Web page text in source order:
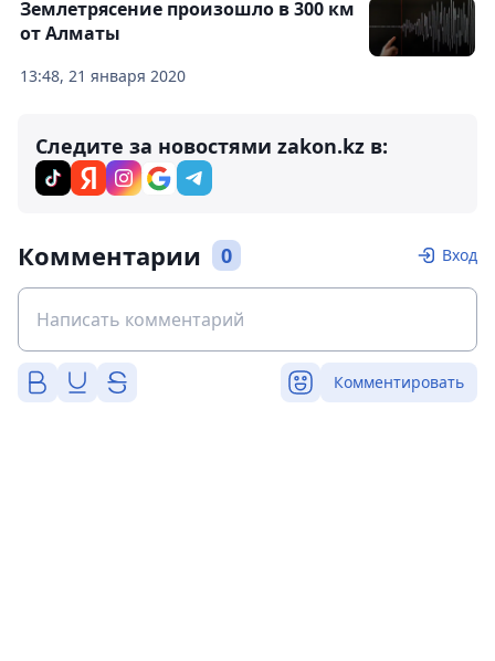
13:48, 21 января 2020
Землетрясение произошло в 300 км
от Алматы
Следите за новостями zakon.kz в:
Комментарии 0 Вход
Комментировать